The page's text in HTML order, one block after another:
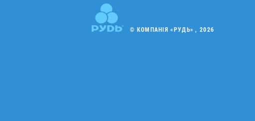
© КОМПАНІЯ «РУДЬ» , 2026